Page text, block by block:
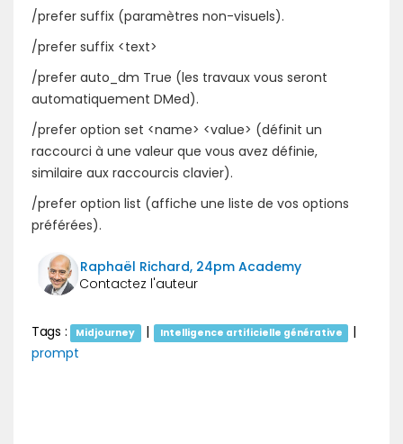
/prefer suffix (paramètres non-visuels).
/prefer suffix <text>
/prefer auto_dm True (les travaux vous seront
automatiquement DMed).
/prefer option set <name> <value> (définit un
raccourci à une valeur que vous avez définie,
similaire aux raccourcis clavier).
/prefer option list (affiche une liste de vos options
préférées).
Raphaël Richard, 24pm Academy
Tags : Midjourney | Intelligence artificielle générative
|
prompt